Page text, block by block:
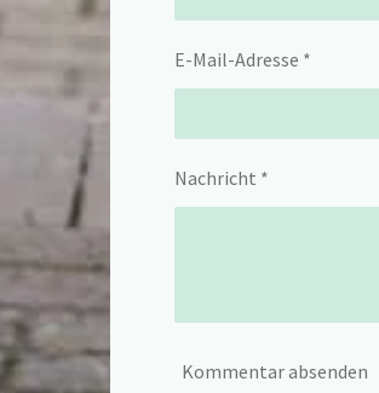
E-Mail-Adresse *
Nachricht *
Kommentar absenden